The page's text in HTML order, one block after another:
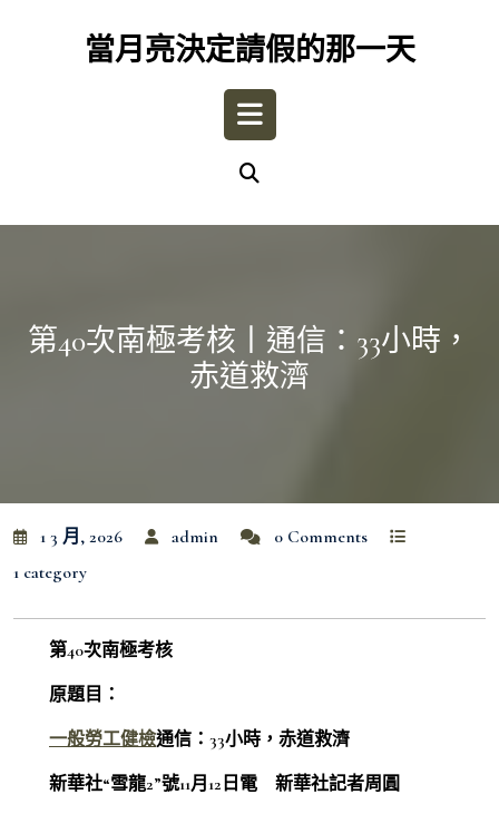
當月亮決定請假的那一天
Open
第40次南極考核丨通信：33小時，
赤道救濟
1 3 月, 2026 admin
0 Comments
1 category
第40次南極考核
原題目：
一般勞工健檢通信：33小時，赤道救濟
新華社“雪龍2”號11月12日電 新華社記者周圓